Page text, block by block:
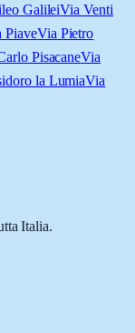
GalileiVia Venti
PiaveVia Pietro
PisacaneVia
la LumiaVia
Italia.